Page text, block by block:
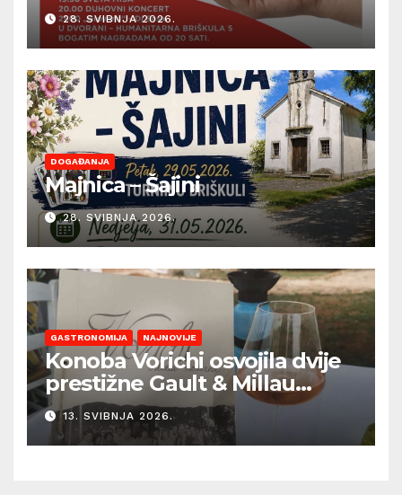
28. SVIBNJA 2026.
DOGAĐANJA
Majnica – Šajini
28. SVIBNJA 2026.
GASTRONOMIJA NAJNOVIJE
Konoba Vorichi osvojila dvije
prestižne Gault & Millau
kapice
13. SVIBNJA 2026.